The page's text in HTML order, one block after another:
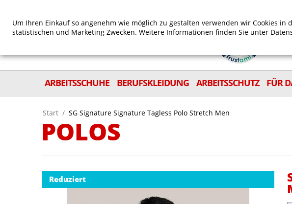
ARBEITSSCHUHE
BERUFSKLEIDUNG ARBEITSSCHUTZ FÜR
Start / SG Signature Signature Tagless Polo Stretch Men
POLOS
Reduziert
Um Ihren Einkauf so angenehm wie möglich zu gestalten verwenden wir Cookies
statistischen und Marketing Zwecken. Weitere Informationen finden Sie unter